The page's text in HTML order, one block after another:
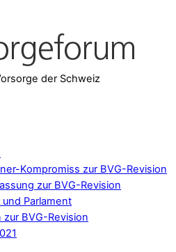
der Schweiz
Kompromiss zur BVG-Revision
zur BVG-Revision
Parlament
zur BVG-Revision